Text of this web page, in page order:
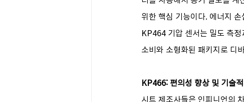
위한 핵심 기능이다. 에너지
KP464 기압 센서는 밀도 측
소비와 소형화된 패키지로 디
KP466: 편의성 향상 및 기술
시트 제조사들은 인피니언의